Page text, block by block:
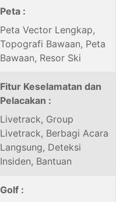
Peta :
Peta Vector Lengkap,
Topografi Bawaan, Peta
Bawaan, Resor Ski
Fitur Keselamatan dan
Pelacakan :
Livetrack, Group
Livetrack, Berbagi Acara
Langsung, Deteksi
Insiden, Bantuan
Golf :